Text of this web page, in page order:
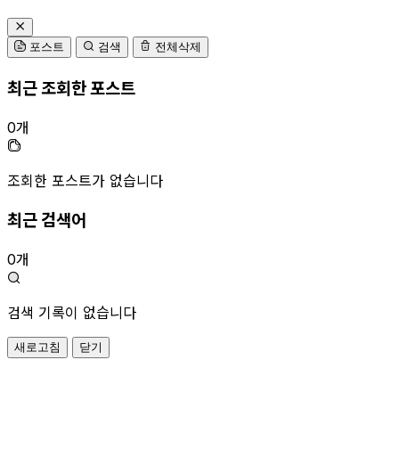
포스트 검색 전체삭제
최근 조회한 포스트
0개
조회한 포스트가 없습니다
최근 검색어
0개
검색 기록이 없습니다
새로고침 닫기